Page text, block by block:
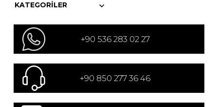
KATEGORILER
+90 536 283 02 27
+90 850 277 36 46